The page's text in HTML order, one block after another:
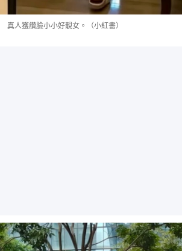
真人獲讚臉小小好靚女。（小紅書）